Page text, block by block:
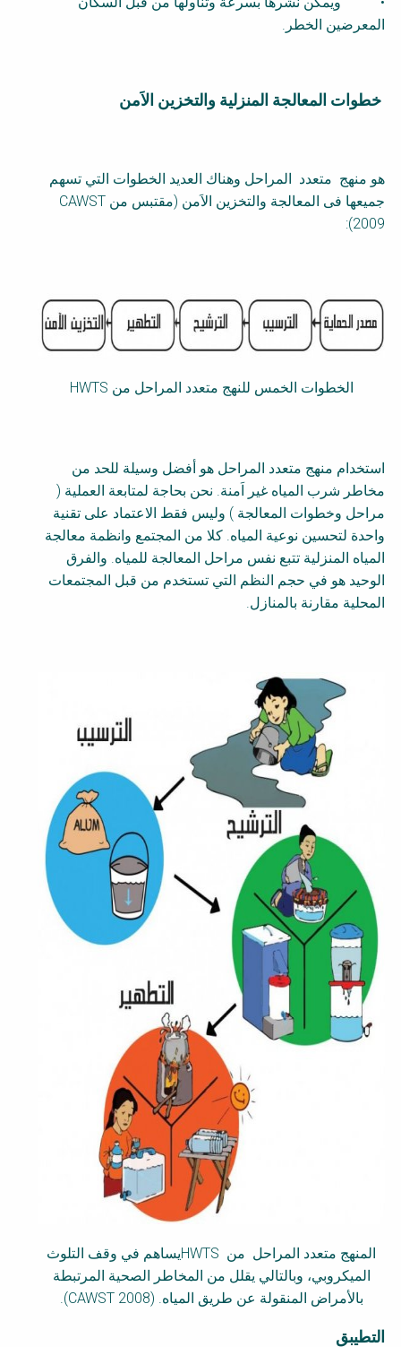
المعرضين الخطر.
F
s
h
e
l
o
y
خطوات المعالجة المنزلية والتخزين الاَمن
هو منهج متعدد المراحل وهناك العديد الخطوات التي تسهم
جميعها فى المعالجة والتخزين الاَمن (مقتبس من CAWST
2009
):
الخطوات الخمس للنهج متعدد المراحل من HWTS
استخدام منهج متعدد المراحل هو أفضل وسيلة للحد من
مخاطر شرب المياه غير اَمنة. نحن بحاجة لمتابعة العملية (
مراحل وخطوات المعالجة ) وليس فقط الاعتماد على تقنية
واحدة لتحسين نوعية المياه. كلا من المجتمع وانظمة معالجة
المياه المنزلية تتبع نفس مراحل المعالجة للمياه. والفرق
الوحيد هو في حجم النظم التي تستخدم من قبل المجتمعات
المحلية مقارنة بالمنازل.
المنهج متعدد المراحل من HWTSيساهم في وقف التلوث
الميكروبي، وبالتالي يقلل من المخاطر الصحية المرتبطة
بالأمراض المنقولة عن طريق المياه. (CAWST 2008
).
التطيبق